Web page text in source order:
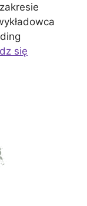
się